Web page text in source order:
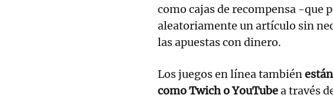
como cajas de recompensa -que
aleatoriamente un artículo sin
las apuestas con dinero.
Los juegos en línea también
como Twich o YouTubea través